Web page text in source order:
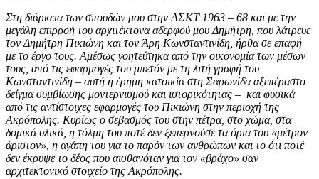
Στη διάρκεια των σπουδών μου στην ΑΣΚΤ 1963 – 68 και με την
μεγάλη επιρροή του αρχιτέκτονα αδερφού μου Δημήτρη, που λάτρευε
τον Δημήτρη Πικιώνη και τον Άρη Κωνσταντινίδη, ήρθα σε επαφή
με το έργο τους. Αμέσως γοητεύτηκα από την οικονομία των μέσων
τους, από τις εφαρμογές του μπετόν με τη λιτή γραφή του
Κωνσταντινίδη – αυτή η έρημη κατοικία στη Σαρωνίδα αξεπέραστο
δείγμα συμβίωσης μοντερνισμού και ιστορικότητας – και φυσικά
από τις αντίστοιχες εφαρμογές του Πικιώνη στην περιοχή της
Ακρόπολης. Κυρίως ο σεβασμός του στην πέτρα, στο χώμα, στα
δομικά υλικά, η τόλμη του ποτέ δεν ξεπερνούσε τα όρια του «μέτρον
άριστον», η αγάπη του για το παρόν των ανθρώπων και το ότι ποτέ
δεν έκρυψε το δέος που αισθανόταν για τον «βράχο» σαν
αρχιτεκτονικό στοιχείο της Ακρόπολης.